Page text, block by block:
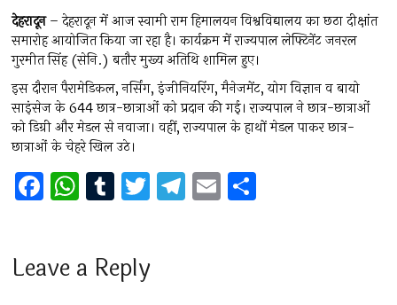
देहरादून– देहरादून में आज स्वामी राम हिमालयन विश्वविद्यालय का छठा दीक्षांत
समारोह आयोजित किया जा रहा है। कार्यक्रम में राज्यपाल लेफ्टिनेंट जनरल
गुरमीत सिंह (सेनि.) बतौर मुख्य अतिथि शामिल हुए।
इस दौरान पैरामेडिकल, नर्सिंग, इंजीनियरिंग, मैनेजमेंट, योग विज्ञान व बायो
साइंसेज के 644 छात्र-छात्राओं को प्रदान की गई। राज्यपाल ने छात्र-छात्राओं
को डिग्री और मेडल से नवाजा। वहीं, राज्यपाल के हाथों मेडल पाकर छात्र-
छात्राओं के चेहरे खिल उठे।
F
a
b
W
h
s
T
u
bl
T
wi
er
T
el
E
m
Leave a Reply